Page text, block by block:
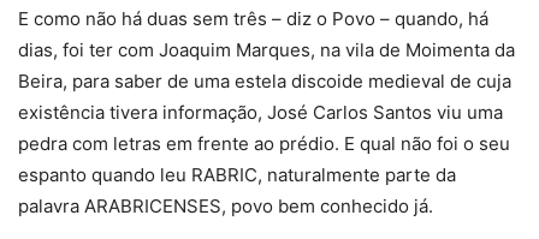
E como não há duas sem três – diz o Povo – quando, há
dias, foi ter com Joaquim Marques, na vila de Moimenta da
Beira, para saber de uma estela discoide medieval de cuja
existência tivera informação, José Carlos Santos viu uma
pedra com letras em frente ao prédio. E qual não foi o seu
espanto quando leu RABRIC, naturalmente parte da
palavra ARABRICENSES, povo bem conhecido já.